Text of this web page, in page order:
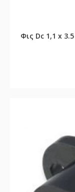
Φις Dc 1,1 x